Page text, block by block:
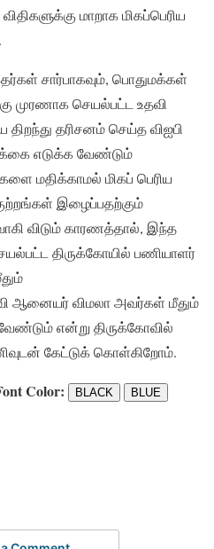
மாறாக மிகப்பெரிய
சார்பாகவும், பொதுமக்கள்
முரணாக செயல்பட்ட உதவி
தரிசனம் செய்த விஐபி
எடுக்க வேண்டும்
மதிக்காமல் மிகப் பெரிய
இழைப்பதற்கும்
விடும் காரணத்தால், இந்த
திருக்கோயில் பணியாளர்
ஆனையர் விமலா அவர்கள் மீதும்
என்று திருக்கோவில்
கேட்டுக் கொள்கிறோம்.
Color: BLACK
BLUE